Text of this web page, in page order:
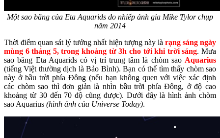
Một sao băng của Eta Aquarids do nhiếp ảnh gia Mike Tylor chụp
năm 2014
Thời điểm quan sát lý tưởng nhất hiện tượng này là rạng sáng ngày
mùng 6 tháng 5, trong khoảng từ 3h cho tới khi trời sáng. Mưa
sao băng Eta Aquarids có vị trí trung tâm là chòm sao Aquarius
(tiếng Việt thường dịch là Bảo Bình). Bạn có thể tìm thấy chòm sao
này ở bầu trời phía Đông (nếu bạn không quen với việc xác định
các chòm sao thì đơn giản là nhìn bầu trời phía Đông, ở độ cao
khoảng từ 30 đến 70 độ cũng được). Dưới đây là hình ảnh chòm
sao Aquarius (hình ảnh của Universe Today).